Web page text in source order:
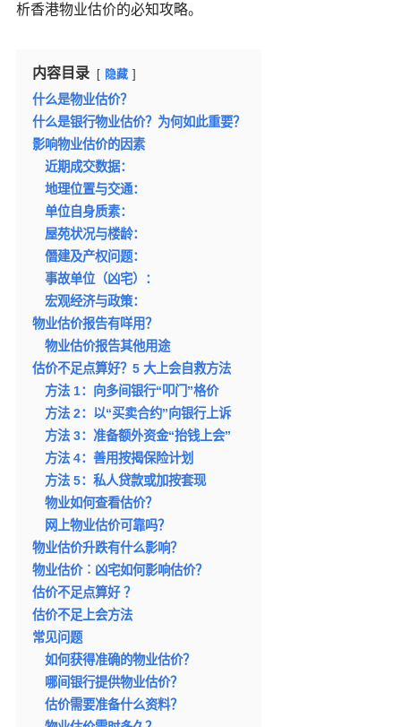
析香港物业估价的必知攻略。
内容目录 隐藏
什么是物业估价？
什么是银行物业估价？为何如此重要？
影响物业估价的因素
近期成交数据：
地理位置与交通：
单位自身质素：
屋苑状况与楼龄：
僭建及产权问题：
事故单位（凶宅）：
宏观经济与政策：
物业估价报告有咩用？
物业估价报告其他用途
估价不足点算好？5 大上会自救方法
方法 1：向多间银行“叩门”格价
方法 2：以“买卖合约”向银行上诉
方法 3：准备额外资金“抬钱上会”
方法 4：善用按揭保险计划
方法 5：私人贷款或加按套现
物业如何查看估价？
网上物业估价可靠吗？
物业估价升跌有什么影响？
物业估价︰凶宅如何影响估价？
估价不足点算好 ？
估价不足上会方法
常见问题
如何获得准确的物业估价？
哪间银行提供物业估价？
估价需要准备什么资料？